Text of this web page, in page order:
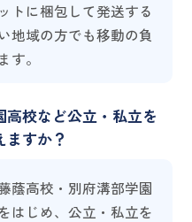
トに梱包して発送する
地域の方でも移動の負
す。
校など公立・私立を
すか？
蔭高校・別府溝部学園
はじめ、公立・私立を